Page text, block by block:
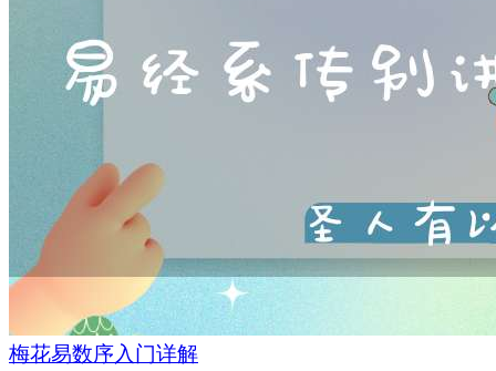
梅花易数序入门详解